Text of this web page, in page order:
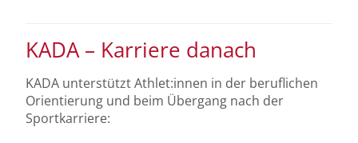
KADA – Karriere danach
KADA unterstützt Athlet:innen in der beruflichen
Orientierung und beim Übergang nach der
Sportkarriere: